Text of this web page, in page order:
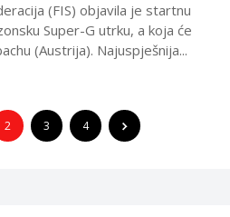
(FIS) objavila je startnu
Super-G utrku, a koja će
(Austrija). Najuspješnija...
2 3 4